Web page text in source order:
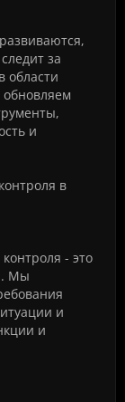
за
области
и
в
- это
Мы
и
и